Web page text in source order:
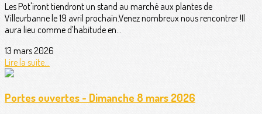
Les Pot'iront tiendront un stand au marché aux plantes de
Villeurbanne le 19 avril prochain.Venez nombreux nous rencontrer !Il
aura lieu comme d’habitude en...
13 mars 2026
Lire la suite...
Portes ouvertes - Dimanche 8 mars 2026